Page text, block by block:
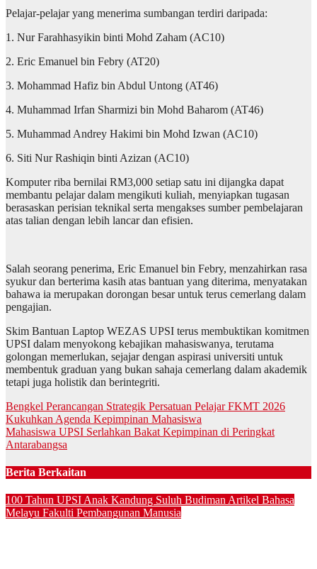
Pelajar-pelajar yang menerima sumbangan terdiri daripada:
1. Nur Farahhasyikin binti Mohd Zaham (AC10)
2. Eric Emanuel bin Febry (AT20)
3. Mohammad Hafiz bin Abdul Untong (AT46)
4. Muhammad Irfan Sharmizi bin Mohd Baharom (AT46)
5. Muhammad Andrey Hakimi bin Mohd Izwan (AC10)
6. Siti Nur Rashiqin binti Azizan (AC10)
Komputer riba bernilai RM3,000 setiap satu ini dijangka dapat
membantu pelajar dalam mengikuti kuliah, menyiapkan tugasan
berasaskan perisian teknikal serta mengakses sumber pembelajaran
atas talian dengan lebih lancar dan efisien.
Salah seorang penerima, Eric Emanuel bin Febry, menzahirkan rasa
syukur dan berterima kasih atas bantuan yang diterima, menyatakan
bahawa ia merupakan dorongan besar untuk terus cemerlang dalam
pengajian.
Skim Bantuan Laptop WEZAS UPSI terus membuktikan komitmen
UPSI dalam menyokong kebajikan mahasiswanya, terutama
golongan memerlukan, sejajar dengan aspirasi universiti untuk
membentuk graduan yang bukan sahaja cemerlang dalam akademik
tetapi juga holistik dan berintegriti.
Navigasi
kiriman
Bengkel Perancangan Strategik Persatuan Pelajar FKMT 2026
Kukuhkan Agenda Kepimpinan Mahasiswa
Mahasiswa UPSI Serlahkan Bakat Kepimpinan di Peringkat
Antarabangsa
Berita Berkaitan
100 Tahun UPSIAnak Kandung Suluh BudimanArtikel Bahasa
Melayu Fakulti Pembangunan Manusia